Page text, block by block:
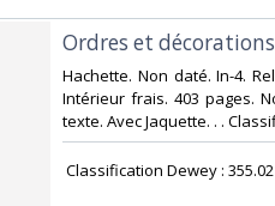
‎Ordres et
‎Hachette. Non daté. In-4.
Intérieur frais. 403 pages.
texte. Avec Jaquette. . .
Classification Dewey :